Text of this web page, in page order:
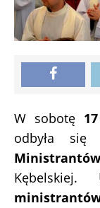
W sobotę
odbyła się